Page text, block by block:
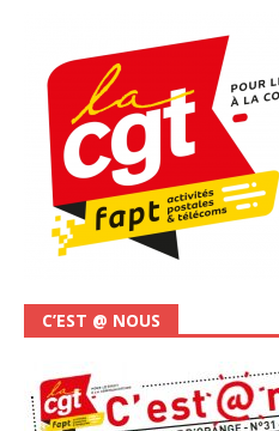
C’EST @ NOUS